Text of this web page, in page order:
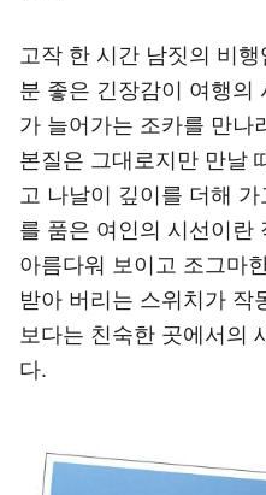
고작 한 시간 남짓의 비
분 좋은 긴장감이 여행의
가 늘어가는 조카를 만나
본질은 그대로지만 만날
고 나날이 깊이를 더해
를 품은 여인의 시선이란
아름다워 보이고 조그마
받아 버리는 스위치가 작
보다는 친숙한 곳에서의
다.